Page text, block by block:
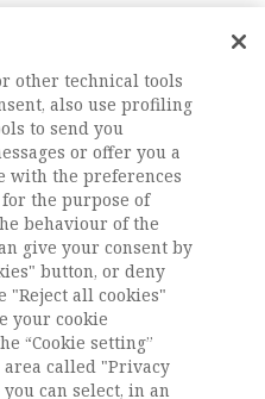
invisibile,
re-
202117-11
AGLI
other technical tools
also use profiling
to send you
or offer you a
with the preferences
the purpose of
behaviour of the
give your consent by
button, or deny
"Reject all cookies"
your cookie
“Cookie setting”
area called "Privacy
can select, in an